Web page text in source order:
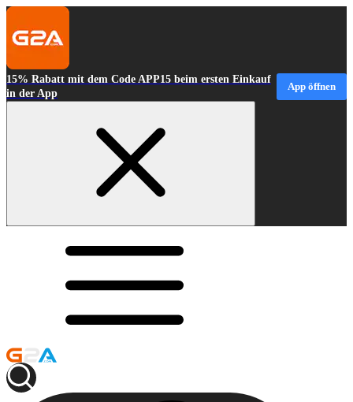
15% Rabatt mit dem Code APP15 beim ersten Einkauf
in der App
App öffnen